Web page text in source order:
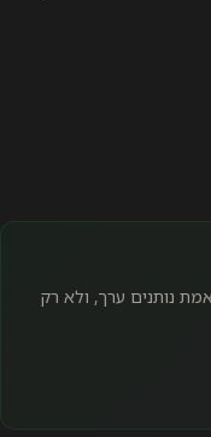
נותנים ערך, ולא רק